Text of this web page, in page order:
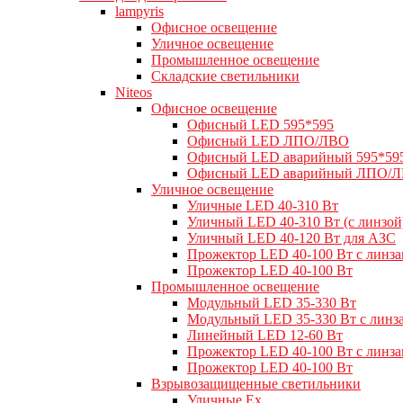
lampyris
Офисное освещение
Уличное освещение
Промышленное освещение
Складские светильники
Niteos
Офисное освещение
Офисный LED 595*595
Офисный LED ЛПО/ЛВО
Офисный LED аварийный
Офисный LED аварийный ЛПО/
Уличное освещение
Уличные LED 40-310 Вт
Уличный LED 40-310 Вт (с
Уличный LED 40-120 Вт для АЗС
Прожектор LED 40-100 Вт с
Прожектор LED 40-100 Вт
Промышленное освещение
Модульный LED 35-330 Вт
Модульный LED 35-330 Вт с
Линейный LED 12-60 Вт
Прожектор LED 40-100 Вт с
Прожектор LED 40-100 Вт
Взрывозащищенные светильники
Уличные Ex